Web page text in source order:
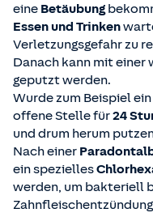
eine Betäubung
Essen und Trinken
Verletzungsgefahr zu
Danach kann mit einer
geputzt werden.
Wurde zum Beispiel ein
offene Stelle für24
und drum herum
Nach einer
ein spezielles
werden, um bakteriell